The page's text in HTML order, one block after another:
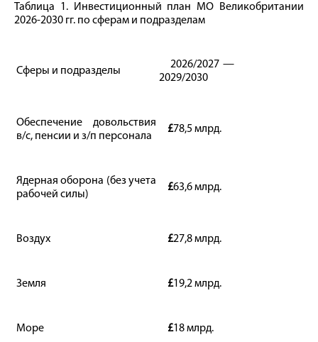
Таблица 1. Инвестиционный план МО Великобритании
2026-2030 гг. по сферам и подразделам
Сферы и подразделы
2026/2027 —
2029/2030
Обеспечение довольствия
в/c, пенсии и з/п персонала
£78,5 млрд.
Ядерная оборона (без учета
рабочей силы)
£63,6 млрд.
Воздух £27,8 млрд.
Земля £19,2 млрд.
Море £18 млрд.